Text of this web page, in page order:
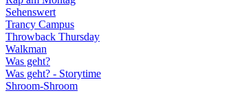
Sehenswert
Trancy Campus
Throwback Thursday
Walkman
Was geht?
Was geht? - Storytime
Shroom-Shroom